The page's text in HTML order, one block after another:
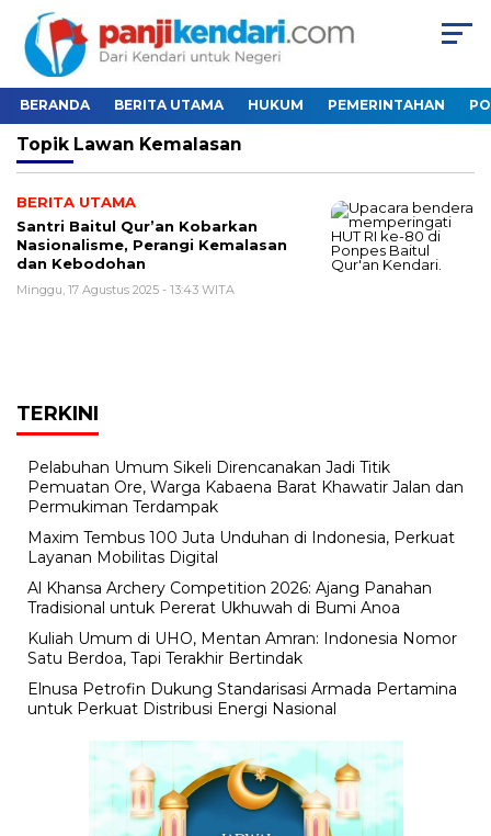
BERANDA BERITA UTAMA HUKUM PEMERINTAHAN
Topik Lawan Kemalasan
BERITA UTAMA
Santri Baitul Qur’an Kobarkan
Nasionalisme, Perangi Kemalasan
dan Kebodohan
Minggu, 17 Agustus 2025 - 13:43 WITA
TERKINI
Pelabuhan Umum Sikeli Direncanakan Jadi Titik
Pemuatan Ore, Warga Kabaena Barat Khawatir Jalan dan
Permukiman Terdampak
Maxim Tembus 100 Juta Unduhan di Indonesia, Perkuat
Layanan Mobilitas Digital
Al Khansa Archery Competition 2026: Ajang Panahan
Tradisional untuk Pererat Ukhuwah di Bumi Anoa
Kuliah Umum di UHO, Mentan Amran: Indonesia Nomor
Satu Berdoa, Tapi Terakhir Bertindak
Elnusa Petrofin Dukung Standarisasi Armada Pertamina
untuk Perkuat Distribusi Energi Nasional